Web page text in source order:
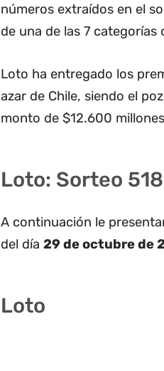
números extraídos en el
de una de las 7 categorías
Loto ha entregado los
azar de Chile, siendo el
monto de $12.600
Loto: Sorteo
A continuación le
del día 29 de octubre de
Loto